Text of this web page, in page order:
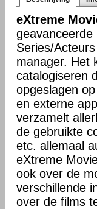
eXtreme
geavanceerde
Series/
manager. Het
catalogiseren
opgeslagen
en externe
verzamelt
de gebruikte
etc. allemaal
eXtreme
ook over de
verschillende
over de films